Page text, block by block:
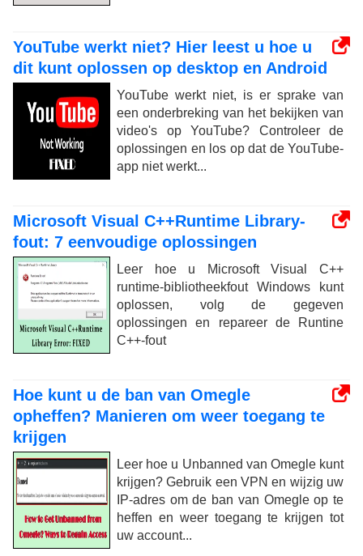
YouTube werkt niet? Hier leest u hoe u
dit kunt oplossen op desktop en Android
YouTube werkt niet, is er sprake van
een onderbreking van het bekijken van
video's op YouTube? Controleer de
oplossingen en los op dat de YouTube-
app niet werkt...
Microsoft Visual C++Runtime Library-
fout: 7 eenvoudige oplossingen
Leer hoe u Microsoft Visual C++
runtime-bibliotheekfout Windows kunt
oplossen, volg de gegeven
oplossingen en repareer de Runtine
C++-fout
Hoe kunt u de ban van Omegle
opheffen? Manieren om weer toegang te
krijgen
Leer hoe u Unbanned van Omegle kunt
krijgen? Gebruik een VPN en wijzig uw
IP-adres om de ban van Omegle op te
heffen en weer toegang te krijgen tot
uw account...